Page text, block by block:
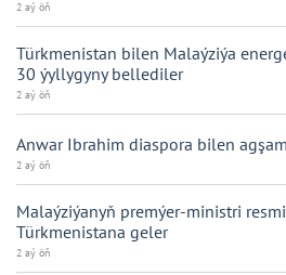
2 aý öň
Türkmenistan bilen Malaýziýa
30 ýyllygyny bellediler
2 aý öň
Anwar Ibrahim diaspora bilen
2 aý öň
Malaýziýanyň premýer-ministri
Türkmenistana geler
2 aý öň